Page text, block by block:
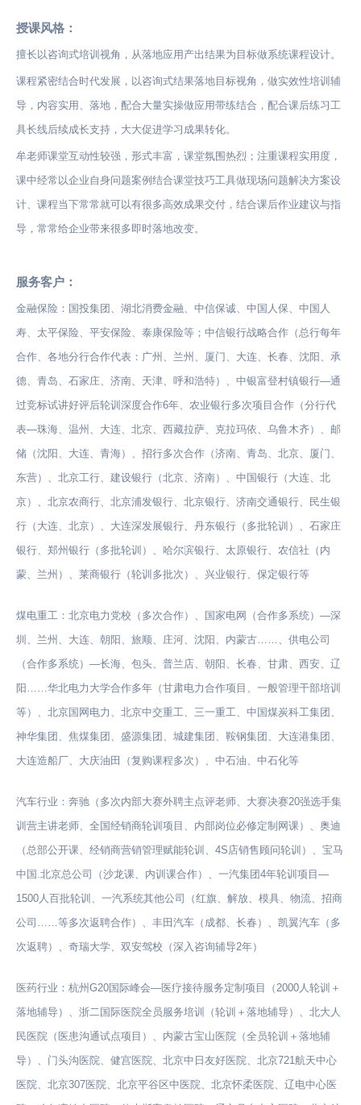
授课风格：
擅长以咨询式培训视角，从落地应用产出结果为目标做系统课程设计。
课程紧密结合时代发展，以咨询式结果落地目标视角，做实效性培训辅
导，内容实用、落地，配合大量实操做应用带练结合，配合课后练习工
具长线后续成长支持，大大促进学习成果转化。
牟老师课堂互动性较强，形式丰富，课堂氛围热烈；注重课程实用度，
课中经常以企业自身问题案例结合课堂技巧工具做现场问题解决方案设
计、课程当下常常就可以有很多高效成果交付，结合课后作业建议与指
导，常常给企业带来很多即时落地改变。
服务客户：
金融保险：国投集团、湖北消费金融、中信保诚、中国人保、中国人
寿、太平保险、平安保险、泰康保险等；中信银行战略合作（总行每年
合作、各地分行合作代表：广州、兰州、厦门、大连、长春、沈阳、承
德、青岛、石家庄、济南、天津、呼和浩特）、中银富登村镇银行—通
过竞标试讲好评后轮训深度合作6年、农业银行多次项目合作（分行代
表—珠海、温州、大连、北京、西藏拉萨、克拉玛依、乌鲁木齐）、邮
储（沈阳、大连、青海）、招行多次合作（济南、青岛、北京、厦门、
东营）、北京工行、建设银行（北京、济南）、中国银行（大连、北
京）、北京农商行、北京浦发银行、北京银行、济南交通银行、民生银
行（大连、北京）、大连深发展银行、丹东银行（多批轮训）、石家庄
银行、郑州银行（多批轮训）、哈尔滨银行、太原银行、农信社（内
蒙、兰州）、莱商银行（轮训多批次）、兴业银行、保定银行等
煤电重工：北京电力党校（多次合作）、国家电网（合作多系统）—深
圳、兰州、大连、朝阳、旅顺、庄河、沈阳、内蒙古……、供电公司
（合作多系统）—长海、包头、普兰店、朝阳、长春、甘肃、西安、辽
阳……华北电力大学合作多年（甘肃电力合作项目、一般管理干部培训
等）、北京国网电力、北京中交重工、三一重工、中国煤炭科工集团、
神华集团、焦煤集团、盛源集团、城建集团、鞍钢集团、大连港集团、
大连造船厂、大庆油田（复购课程多次）、中石油、中石化等
汽车行业：奔驰（多次内部大赛外聘主点评老师、大赛决赛20强选手集
训营主讲老师、全国经销商轮训项目、内部岗位必修定制网课）、奥迪
（总部公开课、经销商营销管理赋能轮训、4S店销售顾问轮训）、宝马
中国.北京总公司（沙龙课、内训课合作）、一汽集团4年轮训项目—
1500人百批轮训、一汽系统其他公司（红旗、解放、模具、物流、招商
公司……等多次返聘合作）、丰田汽车（成都、长春）、凯翼汽车（多
次返聘）、奇瑞大学、双安驾校（深入咨询辅导2年）
医药行业：杭州G20国际峰会—医疗接待服务定制项目（2000人轮训＋
落地辅导）、浙二国际医院全员服务培训（轮训＋落地辅导）、北大人
民医院（医患沟通试点项目）、内蒙古宝山医院（全员轮训＋落地辅
导）、门头沟医院、健宫医院、北京中日友好医院、北京721航天中心
医院、北京307医院、北京平谷区中医院、北京怀柔医院、辽电中心医